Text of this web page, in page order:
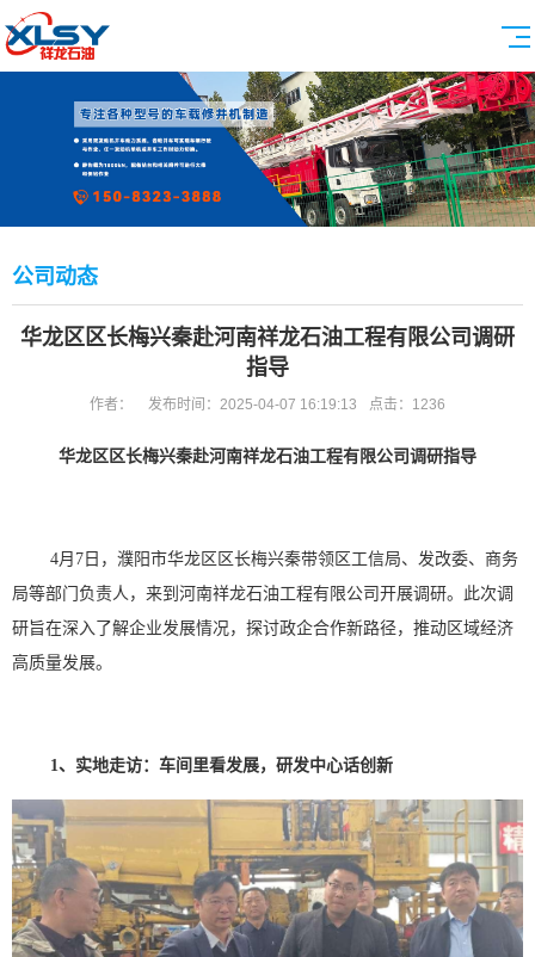
公司动态
华龙区区长梅兴秦赴河南祥龙石油工程有限公司调研
指导
作者： 发布时间：2025-04-07 16:19:13 点击：1236
华龙区区长梅兴秦赴河南祥龙石油工程有限公司调研指导
4月7日，濮阳市华龙区区长梅兴秦带领区工信局、发改委、商务
局等部门负责人，来到河南祥龙石油工程有限公司开展调研。此次调
研旨在深入了解企业发展情况，探讨政企合作新路径，推动区域经济
高质量发展。
1、 实地走访：车间里看发展，研发中心话创新